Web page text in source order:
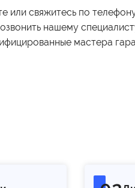
или свяжитесь по
нашему
мастера